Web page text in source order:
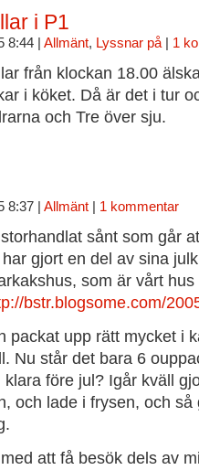
i P1
8:44 | Allmänt, Lyssnar på| 1
från klockan 18.00
i köket. Då är det i tur
och Tre över sju.
8:37 | Allmänt| 1 kommentar
sånt som går
gjort en del av sina
som är vårt
bstr.blogsome.com/
packat upp rätt mycket i
Nu står det bara 6
klara före jul? Igår kväll
och lade i frysen, och så
att få besök dels av